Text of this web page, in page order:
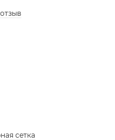
сетка